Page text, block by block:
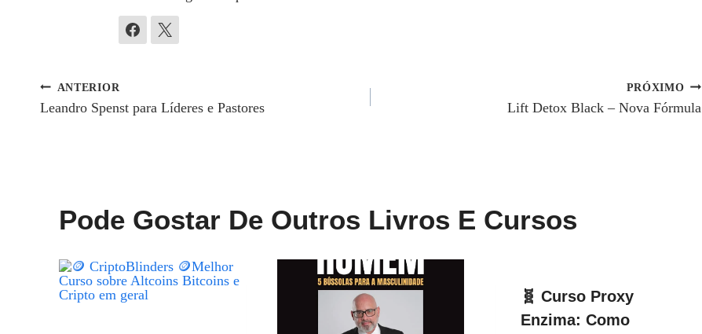
Navegação
ANTERIOR
Leandro Spenst para Líderes e Pastores
PRÓXIMO
Lift Detox Black – Nova Fórmula
Pode Gostar De Outros Livros E Cursos
🧬 Curso Proxy
Enzima: Como